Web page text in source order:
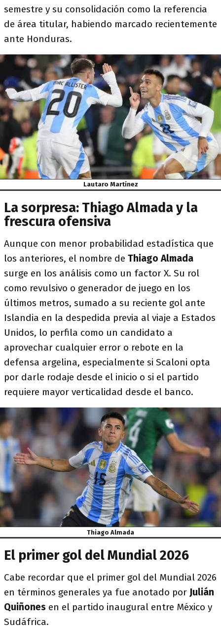
semestre y su consolidación como la referencia
de área titular, habiendo marcado recientemente
ante Honduras.
Lautaro Martínez
La sorpresa: Thiago Almada y la
frescura ofensiva
Aunque con menor probabilidad estadística que
los anteriores, el nombre de Thiago Almada
surge en los análisis como un factor X. Su rol
como revulsivo o generador de juego en los
últimos metros, sumado a su reciente gol ante
Islandia en la despedida previa al viaje a Estados
Unidos, lo perfila como un candidato a
aprovechar cualquier error o rebote en la
defensa argelina, especialmente si Scaloni opta
por darle rodaje desde el inicio o si el partido
requiere mayor verticalidad desde el banco.
Thiago Almada
El primer gol del Mundial 2026
Cabe recordar que el primer gol del Mundial 2026
en términos generales ya fue anotado por Julián
Quiñones en el partido inaugural entre México y
Sudáfrica.